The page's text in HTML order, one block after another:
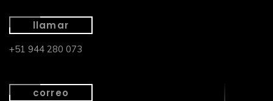
llamar
+51 944 280 073
correo